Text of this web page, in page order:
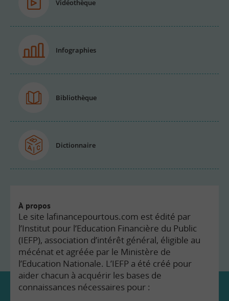
Vidéothèque
Infographies
Bibliothèque
Dictionnaire
À propos
Le site lafinancepourtous.com est édité par
l’Institut pour l’Education Financière du Public
(IEFP), association d’intérêt général, éligible au
mécénat et agréée par le Ministère de
l’Education Nationale. L’IEFP a été créé pour
aider chacun à acquérir les bases de
connaissances nécessaires pour :